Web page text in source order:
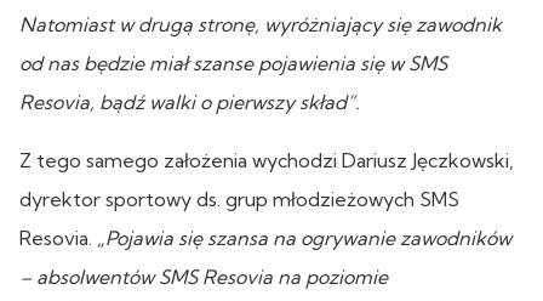
Natomiast w drugą stronę, wyróżniający się zawodnik
od nas będzie miał szanse pojawienia się w SMS
Resovia, bądź walki o pierwszy skład”.
Z tego samego założenia wychodzi Dariusz Jęczkowski,
dyrektor sportowy ds. grup młodzieżowych SMS
Resovia. „Pojawia się szansa na ogrywanie zawodników
– absolwentów SMS Resovia na poziomie